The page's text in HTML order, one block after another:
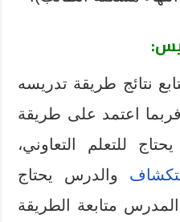
نتائج طريقة تدريسه
اعتمد على طريقة
للتعلم التعاوني،
والدرس يحتاج
متابعة الطريقة